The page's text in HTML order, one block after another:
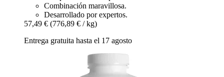
Combinación maravillosa.
Desarrollado por expertos.
57,49 € (776,89 € / kg)
Entrega gratuita hasta el 17 agosto